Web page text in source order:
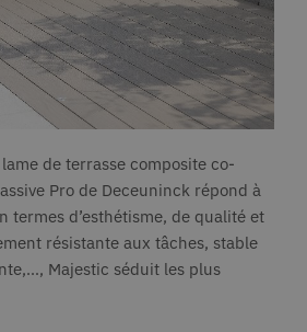
de terrasse composite co-
Pro de Deceuninck répond à
termes d’esthétisme, de qualité et
résistante aux tâches, stable
Majestic séduit les plus